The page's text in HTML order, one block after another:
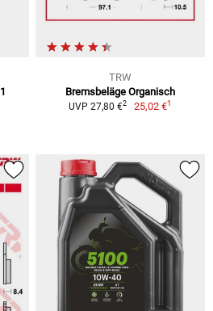
TRW
Bremsbeläge Organisch
UVP 27,80 €2 25,02 €1